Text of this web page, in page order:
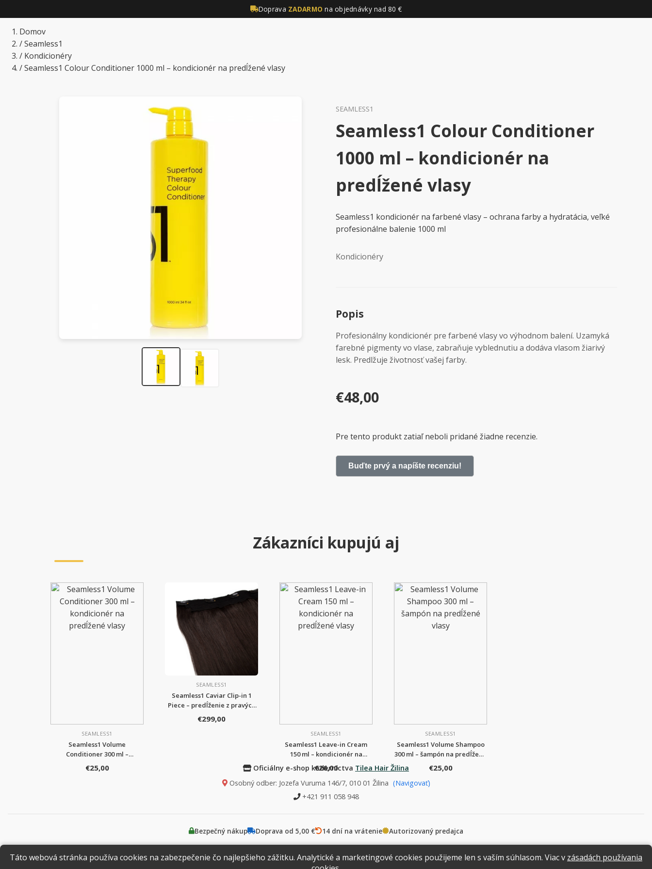
Doprava ZADARMO na objednávky nad 80 €
Domov
/Seamless1
/ Kondicionéry
/Seamless1 Colour Conditioner 1000 ml – kondicionér na predĺžené vlasy
SEAMLESS1
Seamless1 Colour Conditioner
1000 ml – kondicionér na
predĺžené vlasy
Seamless1 kondicionér na farbené vlasy – ochrana farby a hydratácia, veľké
profesionálne balenie 1000 ml
Kondicionéry
Popis
Profesionálny kondicionér pre farbené vlasy vo výhodnom balení. Uzamyká
farebné pigmenty vo vlase, zabraňuje vyblednutiu a dodáva vlasom žiarivý
lesk. Predlžuje životnosť vašej farby.
€48,00
Pre tento produkt zatiaľ neboli pridané žiadne recenzie.
Buďte prvý a napíšte recenziu!
Zákazníci kupujú aj
SEAMLESS1
Seamless1 Volume
Conditioner 300 ml –
kondicionér na predĺžené
vlasy
€25,00
SEAMLESS1
Seamless1 Caviar Clip-in 1
Piece – predĺženie z pravých
ľudských vlasov
€299,00
SEAMLESS1
Seamless1 Leave-in Cream
150 ml – kondicionér na
predĺžené vlasy
€26,00
SEAMLESS1
Seamless1 Volume Shampoo
300 ml – šampón na predĺžené
vlasy
€25,00
Oficiálny e-shop kaderníctva Tilea Hair Žilina
Osobný odber: Jozefa Vuruma 146/7, 010 01 Žilina (Navigovať)
+421 911 058 948
Bezpečný nákup Doprava od 5,00 € 14 dní na vrátenie Autorizovaný predajca
Obchodné podmienky Vrátenie tovaru
Táto webová stránka používa cookies na zabezpečenie čo najlepšieho zážitku. Analytické a marketingové cookies použijeme len s vaším súhlasom. Viac v zásadách používania